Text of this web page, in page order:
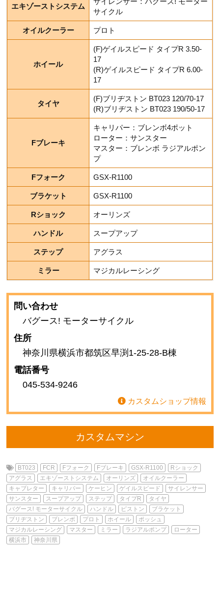
エキゾーストシステム
サイクル
オイルクーラー プロト
ホイール
(F)ゲイルスピード タイプR 3.50-
17
(R)ゲイルスピード タイプR 6.00-
17
タイヤ
(F)ブリヂストン BT023 120/70-17
(R)ブリヂストン BT023 190/50-17
Fブレーキ
キャリパー：ブレンボ4ポット
ローター：サンスター
マスター：ブレンボ ラジアルポン
プ
Fフォーク GSX-R1100
ブラケット GSX-R1100
Rショック オーリンズ
ハンドル スープアップ
ステップ アグラス
ミラー マジカルレーシング
問い合わせ
バグース! モーターサイクル
住所
神奈川県横浜市都筑区早渕1-25-28-B棟
電話番号
045-534-9246
カスタムショップ情報
カスタムマシン
BT023 FCR Fフォーク Fブレーキ GSX-R1100
Rショック
アグラス
エキゾーストシステム オーリンズ
オイルクーラー
キャブレター
キャリパー ケーヒン ゲイルスピード
サイレンサー
サンスター
スープアップ ステップ タイプR
タイヤ
バグース! モーターサイクル
ハンドル ピストン
ブラケット
ブリヂストン
ブレンボ プロト ホイール
ポッシュ
マジカルレーシング
マスター ミラー ラジアルポンプ
ローター
横浜市
神奈川県